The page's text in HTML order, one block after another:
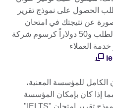
الحصول على نموذج تقرير
عن نتيجتك في امتحان
"IELTS" وجواز سفرك بنموذج الطلب و50 دولاراً كرسوم شركة
.
الكامل للمؤسسة المعنية،
إذا كان بإمكان المؤسسة
الوصول إلى خدمة التحقق من نموذج تقرير امتحان "IELTS"